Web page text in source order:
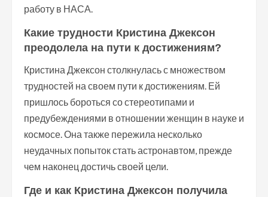
работу в НАСА.
Какие трудности Кристина Джексон
преодолела на пути к достижениям?
Кристина Джексон столкнулась с множеством
трудностей на своем пути к достижениям. Ей
пришлось бороться со стереотипами и
предубеждениями в отношении женщин в науке и
космосе. Она также пережила несколько
неудачных попыток стать астронавтом, прежде
чем наконец достичь своей цели.
Где и как Кристина Джексон получила